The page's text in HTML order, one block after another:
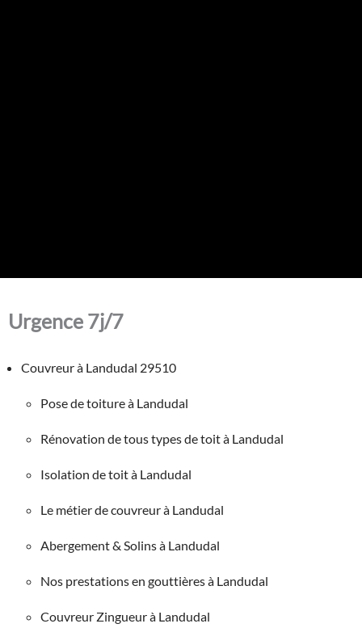
Urgence 7j/7
Couvreur à Landudal 29510
Pose de toiture à Landudal
Rénovation de tous types de toit à Landudal
Isolation de toit à Landudal
Le métier de couvreur à Landudal
Abergement & Solins à Landudal
Nos prestations en gouttières à Landudal
Couvreur Zingueur à Landudal